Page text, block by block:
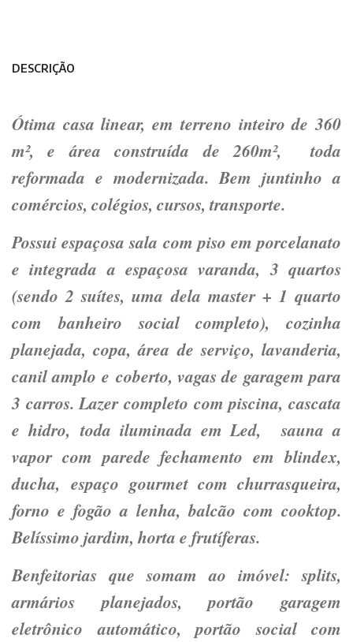
DESCRIÇÃO
Ótima casa linear, em terreno inteiro de 360
m², e área construída de 260m², toda
reformada e modernizada. Bem juntinho a
comércios, colégios, cursos, transporte.
Possui espaçosa sala com piso em porcelanato
e integrada a espaçosa varanda, 3 quartos
(sendo 2 suítes, uma dela master + 1 quarto
com banheiro social completo), cozinha
planejada, copa, área de serviço, lavanderia,
canil amplo e coberto, vagas de garagem para
3 carros. Lazer completo com piscina, cascata
e hidro, toda iluminada em Led, sauna a
vapor com parede fechamento em blindex,
ducha, espaço gourmet com churrasqueira,
forno e fogão a lenha, balcão com cooktop.
Belíssimo jardim, horta e frutíferas.
Benfeitorias que somam ao imóvel: splits,
armários planejados, portão garagem
eletrônico automático, portão social com